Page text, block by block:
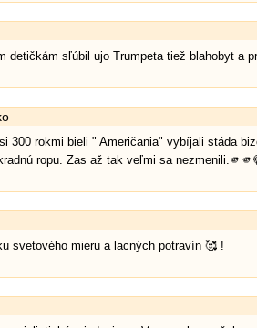
detičkám sľúbil ujo Trumpeta tiež blahobyt a
300 rokmi bieli " Američania" vybíjali stáda
ropu. Zas až tak veľmi sa
svetového mieru a lacných potravín 🥰 !